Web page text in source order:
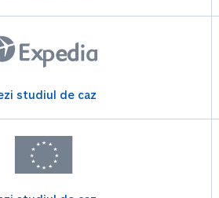
studiul de caz